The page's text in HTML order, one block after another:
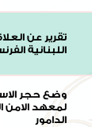
تقرير عن
اللبنانية
وضع حجر
لمعهد الامن
الدامور